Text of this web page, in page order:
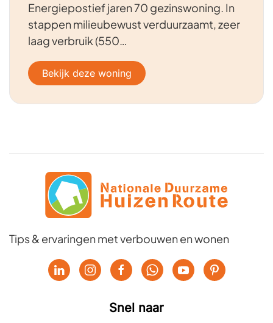
Energiepostief jaren 70 gezinswoning. In
stappen milieubewust verduurzaamt, zeer
laag verbruik (550…
Bekijk deze woning
Tips & ervaringen met verbouwen en wonen
Snel naar